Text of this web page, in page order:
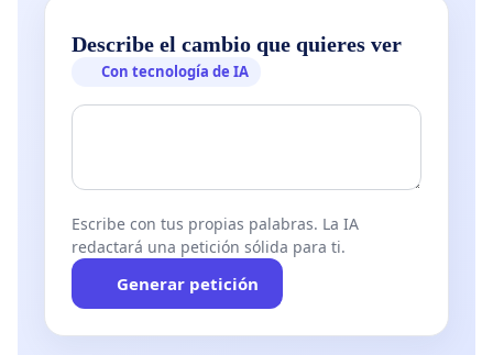
Describe el cambio que quieres ver
Con tecnología de IA
Escribe con tus propias palabras. La IA
redactará una petición sólida para ti.
Generar petición